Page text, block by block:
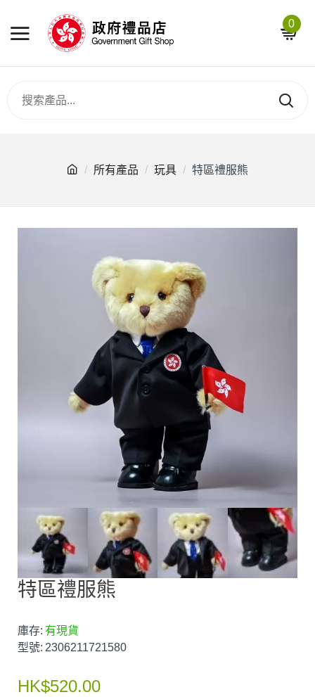
0
所有產品 玩具 特區禮服熊
特區禮服熊
庫存: 有現貨
型號: 2306211721580
HK$520.00